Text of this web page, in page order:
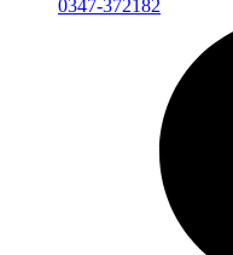
0347-372182